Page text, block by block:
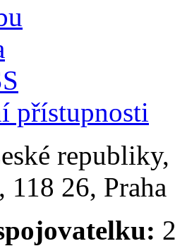
přístupnosti
118 26,